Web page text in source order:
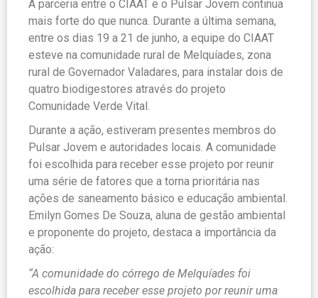
A parceria entre o CIAAT e o Pulsar Jovem continua
mais forte do que nunca. Durante a última semana,
entre os dias 19 a 21 de junho, a equipe do CIAAT
esteve na comunidade rural de Melquíades, zona
rural de Governador Valadares, para instalar dois de
quatro biodigestores através do projeto
Comunidade Verde Vital.
Durante a ação, estiveram presentes membros do
Pulsar Jovem e autoridades locais. A comunidade
foi escolhida para receber esse projeto por reunir
uma série de fatores que a torna prioritária nas
ações de saneamento básico e educação ambiental.
Emilyn Gomes De Souza, aluna de gestão ambiental
e proponente do projeto, destaca a importância da
ação:
“A comunidade do córrego de Melquíades foi
escolhida para receber esse projeto por reunir uma